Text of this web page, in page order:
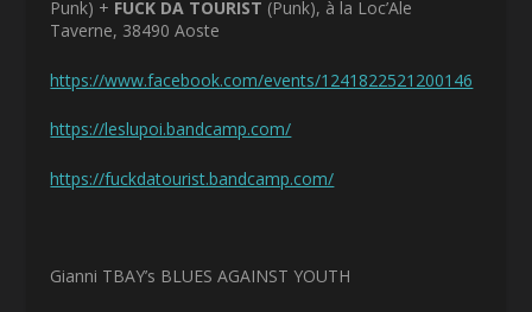
Punk) + FUCK DA TOURIST (Punk), à la Loc’Ale
Taverne, 38490 Aoste
https://www.facebook.com/events/1241822521200146
https://leslupoi.bandcamp.com/
https://fuckdatourist.bandcamp.com/
Gianni TBAY’s BLUES AGAINST YOUTH